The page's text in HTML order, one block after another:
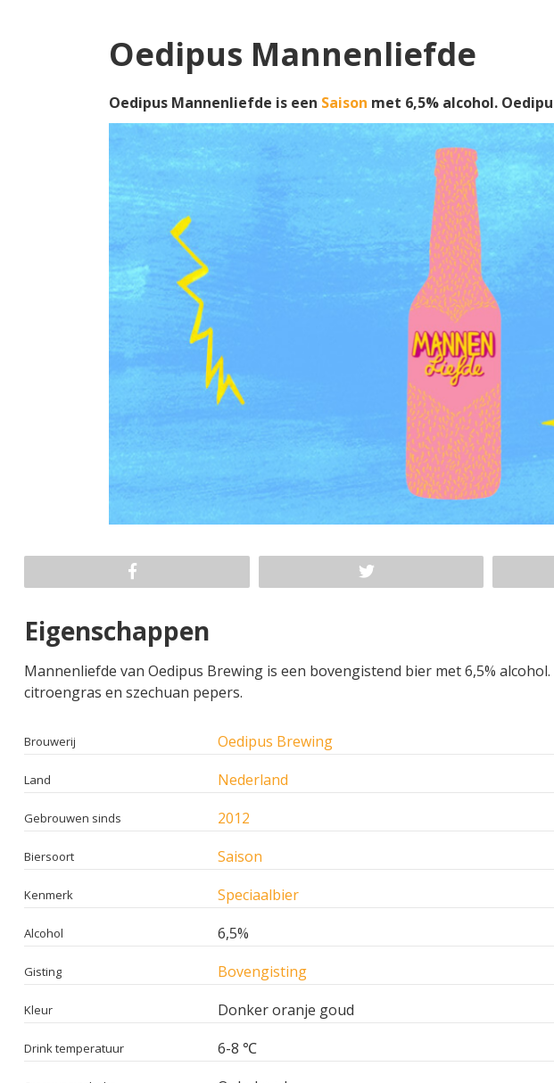
Oedipus Mannenliefde
Oedipus Mannenliefde is een Saison met 6,5% alcohol.
Eigenschappen
Mannenliefde van Oedipus Brewing is een bovengistend bier met 6,5%
citroengras en szechuan pepers.
Brouwerij Oedipus Brewing
Land Nederland
Gebrouwen sinds 2012
Biersoort Saison
Kenmerk Speciaalbier
Alcohol 6,5%
Gisting Bovengisting
Kleur Donker oranje goud
Drink temperatuur 6-8 ℃